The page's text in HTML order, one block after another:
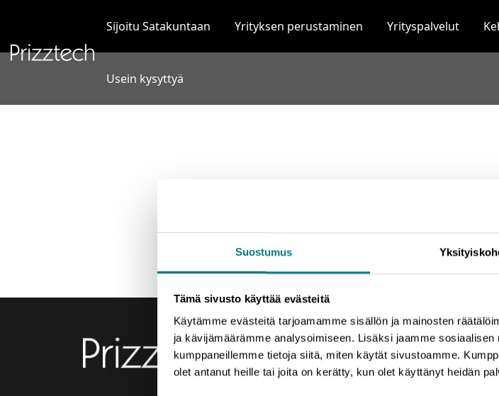
Suostumus
Tämä sivusto käyttää evästeitä
Käytämme evästeitä tarjoamamme sisällön ja mainosten
ja kävijämäärämme analysoimiseen. Lisäksi jaamme
kumppaneillemme tietoja siitä, miten käytät sivustoamme.
olet antanut heille tai joita on kerätty, kun olet käyttänyt heidän
Sijoitu Satakuntaan Yrityksen perustaminen Yrityspalvelut
Usein kysyttyä